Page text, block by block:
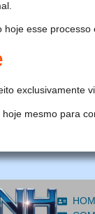
hoje esse
exclusivamente
hoje mesmo para